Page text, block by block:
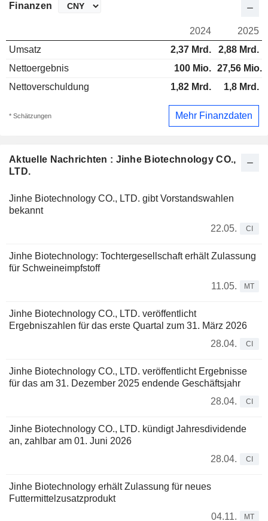
Aktuelle Nachrichten : Jinhe Biotechnology CO.,
LTD.
Jinhe Biotechnology CO., LTD. gibt Vorstandswahlen
bekannt
22.05.
CI
Jinhe Biotechnology: Tochtergesellschaft erhält Zulassung
für Schweineimpfstoff
11.05.
MT
Jinhe Biotechnology CO., LTD. veröffentlicht
Ergebniszahlen für das erste Quartal zum 31. März 2026
28.04.
CI
Jinhe Biotechnology CO., LTD. veröffentlicht Ergebnisse
für das am 31. Dezember 2025 endende Geschäftsjahr
28.04.
CI
Jinhe Biotechnology CO., LTD. kündigt Jahresdividende
an, zahlbar am 01. Juni 2026
28.04.
CI
Jinhe Biotechnology erhält Zulassung für neues
Futtermittelzusatzprodukt
04.11.
MT
Finanzen
2024
2025
Umsatz
2,37 Mrd.
2,88 Mrd.
Nettoergebnis
100 Mio. 27,56 Mio.
Nettoverschuldung
1,82 Mrd. 1,8 Mrd.
* Schätzungen Mehr Finanzdaten